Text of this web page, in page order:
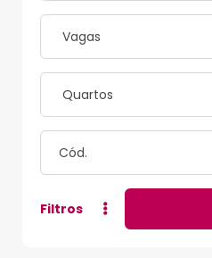
Filtros